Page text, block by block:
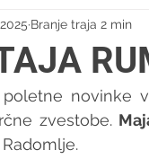
Branje traja 2 min
novinke
zvestobe.